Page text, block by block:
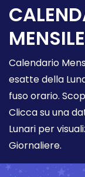
MENSILE
Calendario
esatte della
fuso orario.
Clicca su una
Lunari per
Giornaliere.